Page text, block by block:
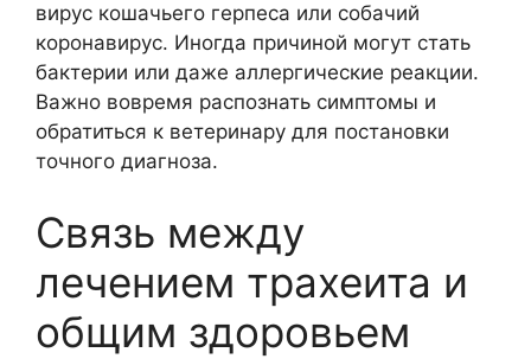
вирус кошачьего герпеса или собачий
коронавирус. Иногда причиной могут стать
бактерии или даже аллергические реакции.
Важно вовремя распознать симптомы и
обратиться к ветеринару для постановки
точного диагноза.
Связь между
лечением трахеита и
общим здоровьем